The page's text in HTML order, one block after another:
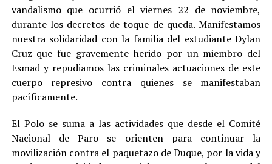
vandalismo que ocurrió el viernes 22 de noviembre,
durante los decretos de toque de queda. Manifestamos
nuestra solidaridad con la familia del estudiante Dylan
Cruz que fue gravemente herido por un miembro del
Esmad y repudiamos las criminales actuaciones de este
cuerpo represivo contra quienes se manifestaban
pacíficamente.
El Polo se suma a las actividades que desde el Comité
Nacional de Paro se orienten para continuar la
movilización contra el paquetazo de Duque, por la vida y